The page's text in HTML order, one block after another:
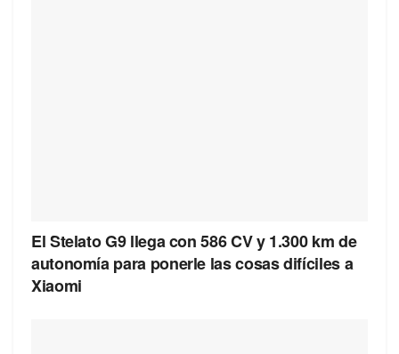
El Stelato G9 llega con 586 CV y 1.300 km de
autonomía para ponerle las cosas difíciles a
Xiaomi